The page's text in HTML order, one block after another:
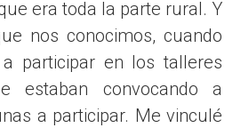
era toda la parte rural. Y
nos conocimos, cuando
participar en los talleres
estaban convocando a
a participar. Me vinculé